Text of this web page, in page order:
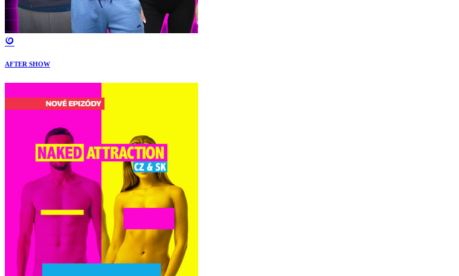
AFTER SHOW